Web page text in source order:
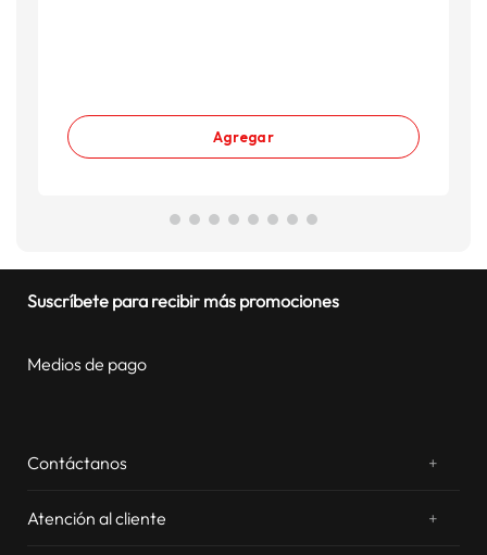
Agregar
Suscríbete para recibir más promociones
Medios de pago
Contáctanos +
Atención al cliente
+